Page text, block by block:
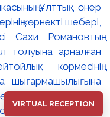
Ұлттық өнер
көрнекті шебері,
Сахи Романовтың
толуына арналған
көрмесінің
шығармашылығына
🔹Қазақстан
орынбасары –
VIRTUAL RECEPTION